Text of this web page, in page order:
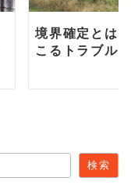
境界確定とは
こるトラブル
検索